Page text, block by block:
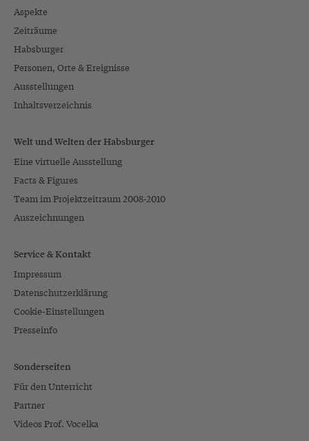
Aspekte
Zeiträume
Habsburger
Personen, Orte & Ereignisse
Ausstellungen
Inhaltsverzeichnis
Welt und Welten der Habsburger
Eine virtuelle Ausstellung
Facts & Figures
Team im Projektzeitraum 2008-2010
Auszeichnungen
Service & Kontakt
Impressum
Datenschutzerklärung
Cookie-Einstellungen
Presseinfo
Sonderseiten
Für den Unterricht
Partner
Videos Prof. Vocelka